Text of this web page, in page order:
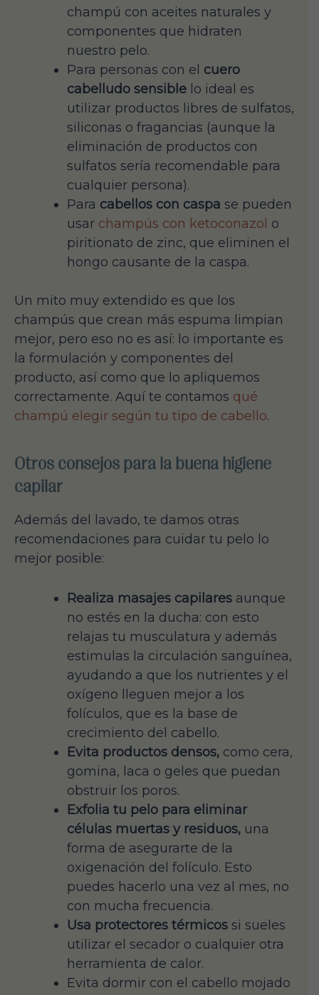
champú con aceites naturales y
componentes que hidraten
nuestro pelo.
Para personas con el cuero
cabelludo sensible lo ideal es
utilizar productos libres de sulfatos,
siliconas o fragancias (aunque la
eliminación de productos con
sulfatos sería recomendable para
cualquier persona).
Para cabellos con caspa se pueden
usar champús con ketoconazol o
piritionato de zinc, que eliminen el
hongo causante de la caspa.
Un mito muy extendido es que los
champús que crean más espuma limpian
mejor, pero eso no es así: lo importante es
la formulación y componentes del
producto, así como que lo apliquemos
correctamente. Aquí te contamos qué
champú elegir según tu tipo de cabello.
Otros consejos para la buena higiene
capilar
Además del lavado, te damos otras
recomendaciones para cuidar tu pelo lo
mejor posible:
Realiza masajes capilares aunque
no estés en la ducha: con esto
relajas tu musculatura y además
estimulas la circulación sanguínea,
ayudando a que los nutrientes y el
oxígeno lleguen mejor a los
folículos, que es la base de
crecimiento del cabello.
Evita productos densos, como cera,
gomina, laca o geles que puedan
obstruir los poros.
Exfolia tu pelo para eliminar
células muertas y residuos, una
forma de asegurarte de la
oxigenación del folículo. Esto
puedes hacerlo una vez al mes, no
con mucha frecuencia.
Usa protectores térmicos si sueles
utilizar el secador o cualquier otra
herramienta de calor.
Evita dormir con el cabello mojado